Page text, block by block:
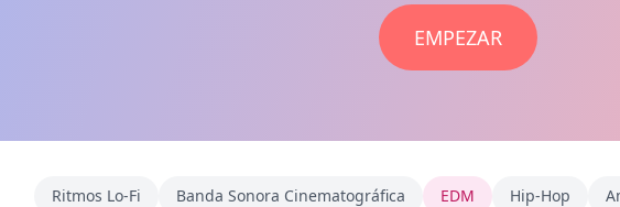
EMPEZAR
Ritmos Lo‑Fi Banda Sonora Cinematográfica EDM Hip‑Hop